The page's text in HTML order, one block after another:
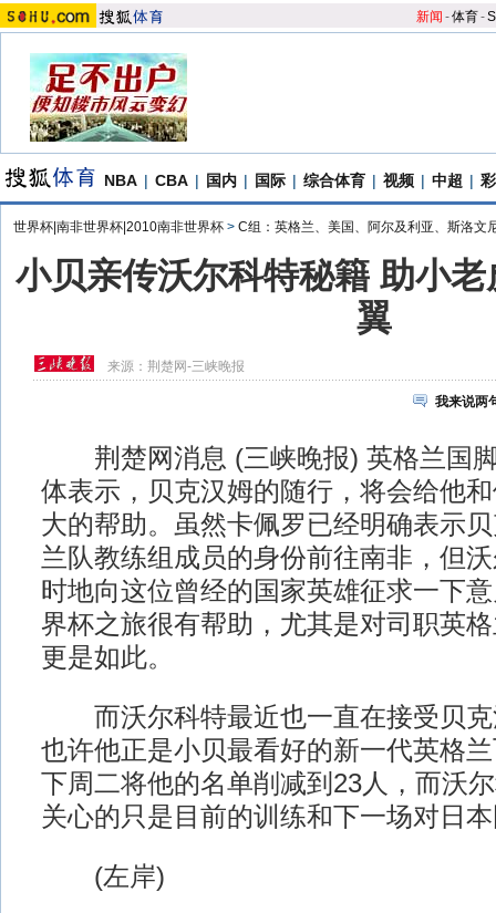
新闻 -体育-S
NBA | CBA | 国内 | 国际 | 综合体育 | 视频 | 中超 |
世界杯|南非世界杯|2010南非世界杯 > C组：英格兰、美国、阿尔及利亚、斯洛文
小贝亲传沃尔科特秘籍 助小
翼
来源： 荆楚网-三峡晚报
我来说两
荆楚网消息 (三峡晚报) 英格兰国脚
体表示，贝克汉姆的随行，将会给他
大的帮助。虽然卡佩罗已经明确表示
兰队教练组成员的身份前往南非，但
时地向这位曾经的国家英雄征求一下
界杯之旅很有帮助，尤其是对司职英
更是如此。
而沃尔科特最近也一直在接受贝克
也许他正是小贝最看好的新一代英格
下周二将他的名单削减到23人，而沃
关心的只是目前的训练和下一场对日
(左岸)